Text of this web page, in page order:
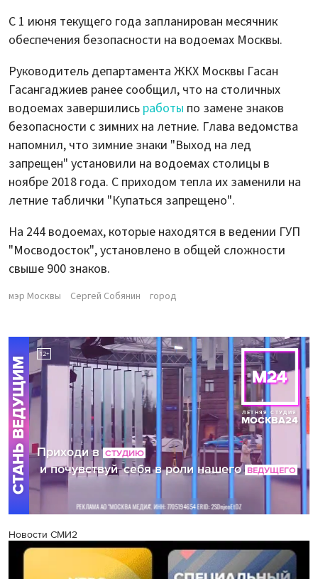
С 1 июня текущего года запланирован месячник
обеспечения безопасности на водоемах Москвы.
Руководитель департамента ЖКХ Москвы Гасан
Гасангаджиев ранее сообщил, что на столичных
водоемах завершились работы по замене знаков
безопасности с зимних на летние. Глава ведомства
напомнил, что зимние знаки "Выход на лед
запрещен" установили на водоемах столицы в
ноябре 2018 года. С приходом тепла их заменили на
летние таблички "Купаться запрещено".
На 244 водоемах, которые находятся в ведении ГУП
"Мосводосток", установлено в общей сложности
свыше 900 знаков.
мэр Москвы Сергей Собянин город
Новости СМИ2